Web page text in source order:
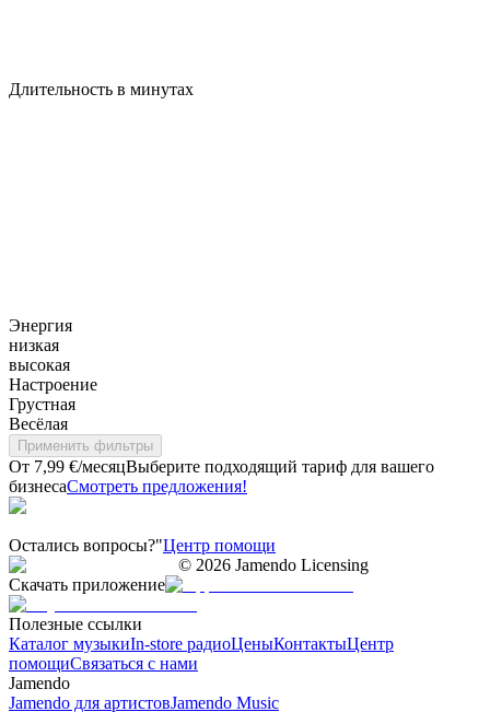
Длительность в минутах
Энергия
низкая
высокая
Настроение
Грустная
Весёлая
Применить фильтры
От 7,99 €/месяцВыберите подходящий тариф для вашего
бизнесаСмотреть предложения!
Остались вопросы?"Центр помощи
© 2026 Jamendo Licensing
Скачать приложение
Полезные ссылки
Каталог музыкиIn-store радиоЦеныКонтактыЦентр
помощиСвязаться с нами
Jamendo
Jamendo для артистовJamendo Music